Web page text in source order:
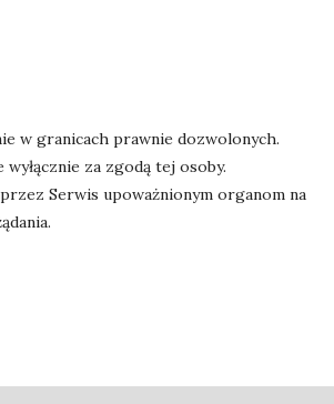
w granicach prawnie dozwolonych.
za zgodą tej osoby.
Serwis upoważnionym organom na